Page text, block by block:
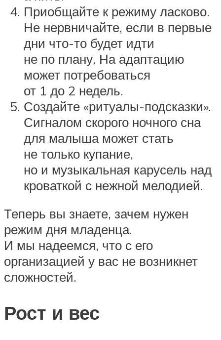
Приобщайте к режиму ласково.
Не нервничайте, если в первые
дни что-то будет идти
не по плану. На адаптацию
может потребоваться
от 1 до 2 недель.
Создайте «ритуалы-подсказки».
Сигналом скорого ночного сна
для малыша может стать
не только купание,
но и музыкальная карусель над
кроваткой с нежной мелодией.
Теперь вы знаете, зачем нужен
режим дня младенца.
И мы надеемся, что с его
организацией у вас не возникнет
сложностей.
Рост и вес